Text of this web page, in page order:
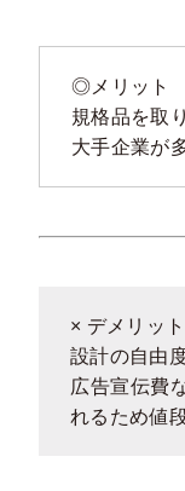
◎メリット
規格品を取
大手企業が
× デメリット
設計の自由
広告宣伝費
れるため値